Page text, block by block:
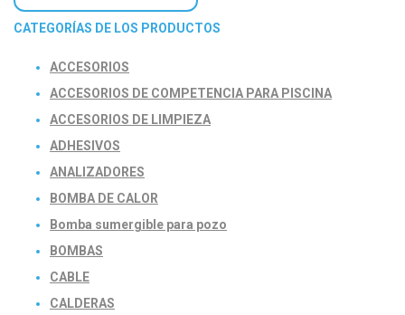
CATEGORÍAS DE LOS PRODUCTOS
ACCESORIOS
ACCESORIOS DE COMPETENCIA PARA PISCINA
ACCESORIOS DE LIMPIEZA
ADHESIVOS
ANALIZADORES
BOMBA DE CALOR
Bomba sumergible para pozo
BOMBAS
CABLE
CALDERAS